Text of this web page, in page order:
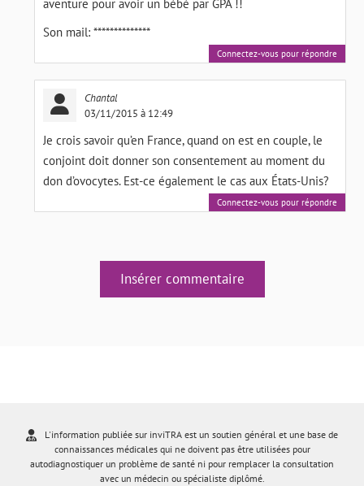
aventure pour avoir un bébé par GPA !!
Son mail: **************
Connectez-vous pour répondre
Chantal
03/11/2015 à 12:49
Je crois savoir qu’en France, quand on est en couple, le
conjoint doit donner son consentement au moment du
don d’ovocytes. Est-ce également le cas aux États-Unis?
Connectez-vous pour répondre
Insérer commentaire
L'information publiée sur inviTRA est un soutien général et une base de
connaissances médicales qui ne doivent pas être utilisées pour
autodiagnostiquer un problème de santé ni pour remplacer la consultation
avec un médecin ou spécialiste diplômé.